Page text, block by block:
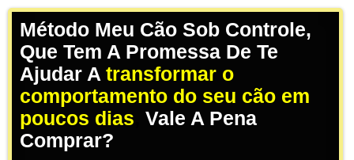
Método Meu Cão Sob Controle,
Que Tem A Promessa De Te
Ajudar A transformar o
comportamento do seu cão em
poucos dias Vale A Pena
Comprar?